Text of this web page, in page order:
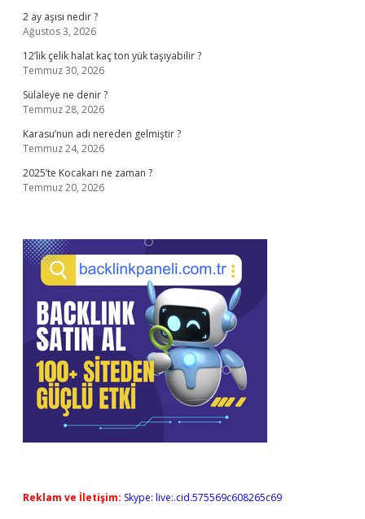
2 ay aşısı nedir ?
Ağustos 3, 2026
12’lik çelik halat kaç ton yük taşıyabilir ?
Temmuz 30, 2026
Sülaleye ne denir ?
Temmuz 28, 2026
Karasu’nun adı nereden gelmiştir ?
Temmuz 24, 2026
2025’te Kocakarı ne zaman ?
Temmuz 20, 2026
Reklam ve İletişim: Skype: live:.cid.575569c608265c69